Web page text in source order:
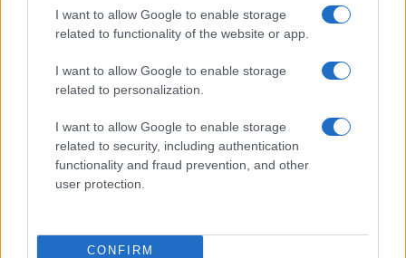
I want to allow Google to enable storage
related to functionality of the website or app.
I want to allow Google to enable storage
related to personalization.
I want to allow Google to enable storage
related to security, including authentication
functionality and fraud prevention, and other
user protection.
CONFIRM
Martina Agostina Diturco
I nostri cari